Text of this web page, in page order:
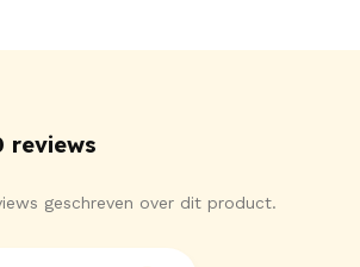
reviews
geschreven over dit product.